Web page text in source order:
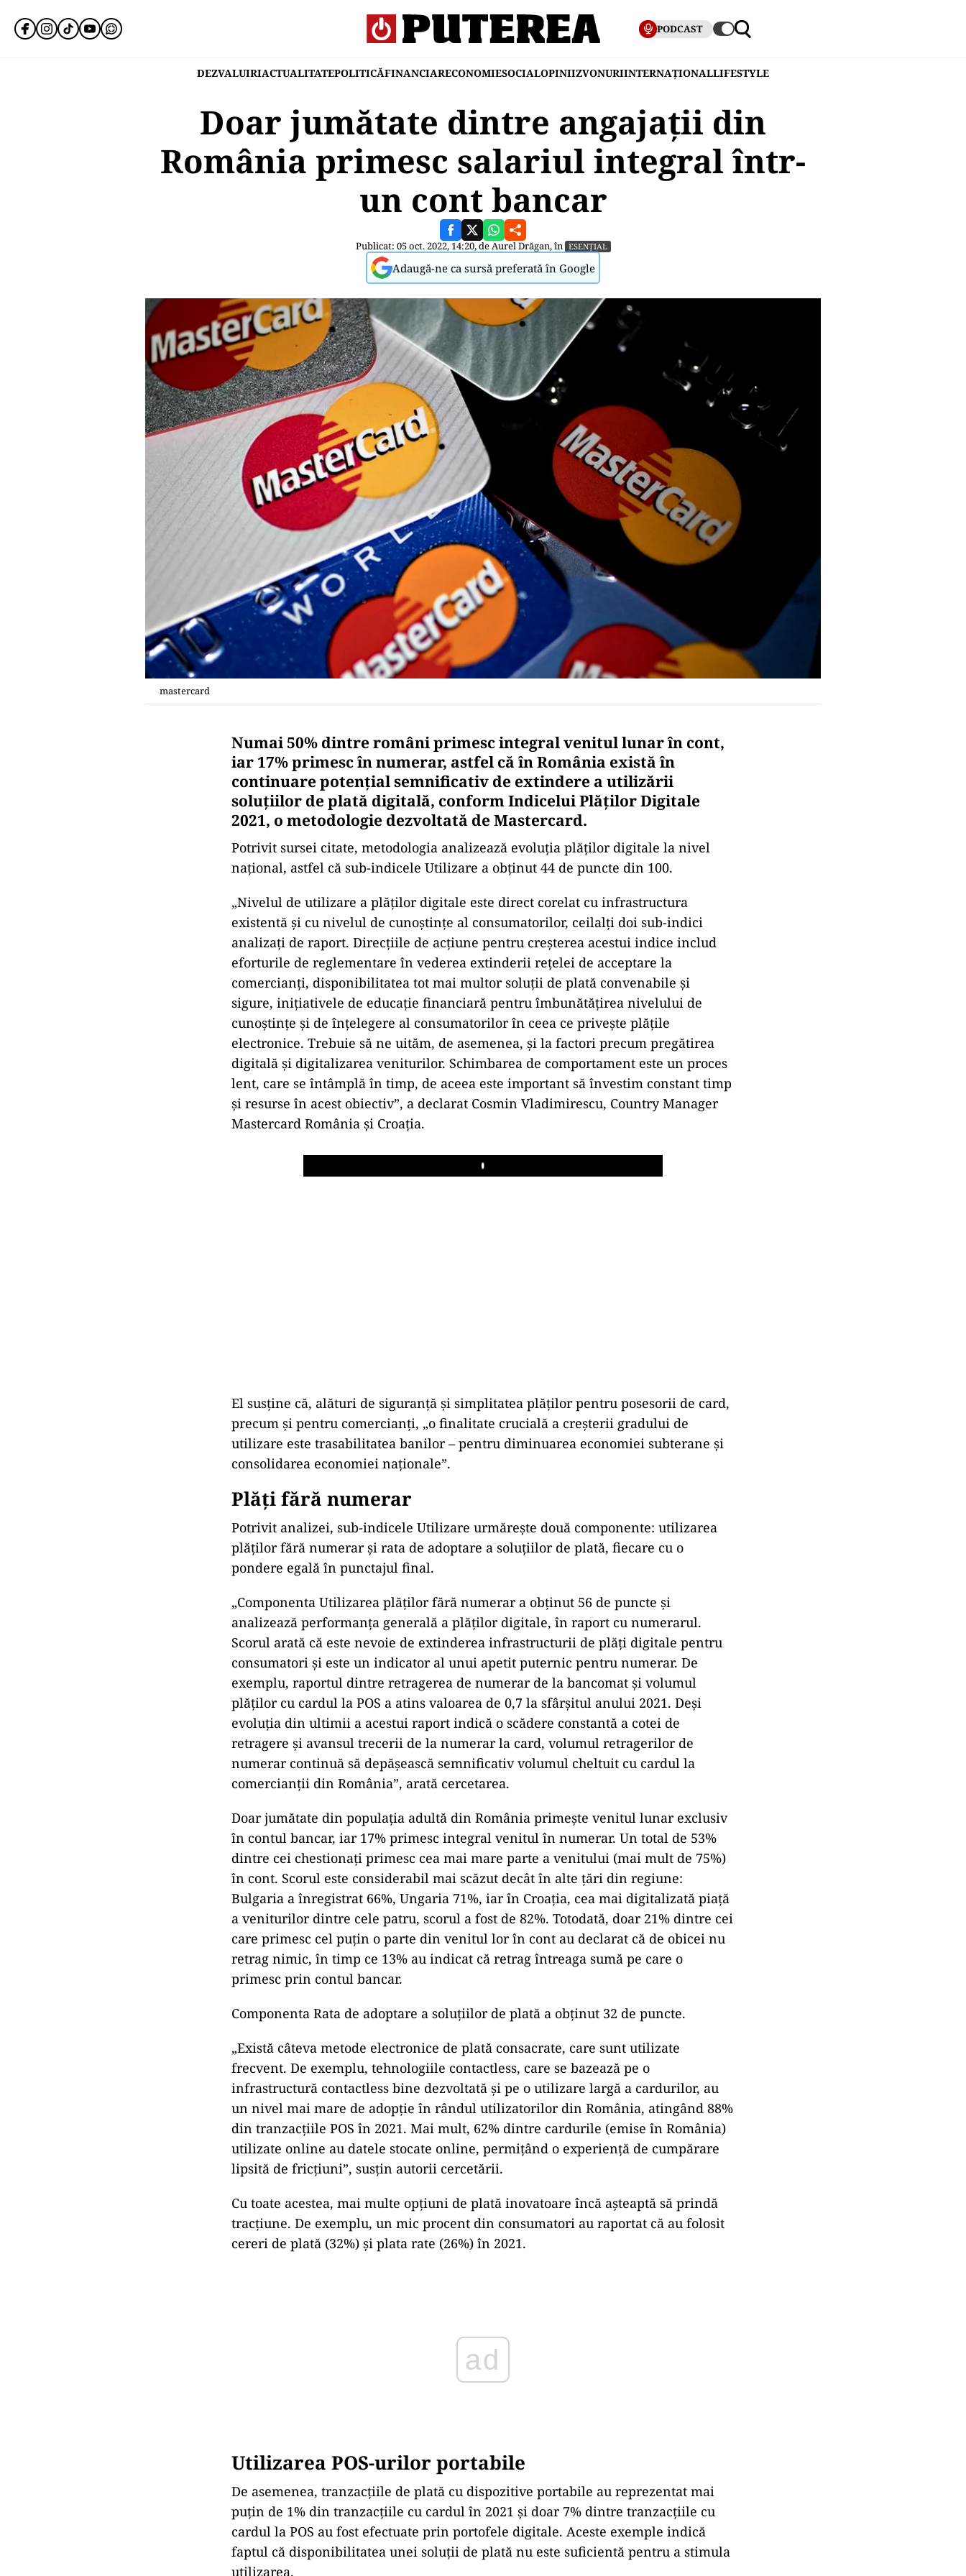
PODCAST
DEZVALUIRIACTUALITATEPOLITICĂFINANCIARECONOMIESOCIALOPINIIZVONURIINTERNAȚIONALLIFESTYLE
Doar jumătate dintre angajații din
România primesc salariul integral într-
un cont bancar
Publicat: 05 oct. 2022, 14:20, deAurel Drăgan, în ESENȚIAL
Adaugă-ne ca sursă preferată în Google
mastercard
Numai 50% dintre români primesc integral venitul lunar în cont,
iar 17% primesc în numerar, astfel că în România există în
continuare potenţial semnificativ de extindere a utilizării
soluţiilor de plată digitală, conform Indicelui Plăţilor Digitale
2021, o metodologie dezvoltată de Mastercard.
Potrivit sursei citate, metodologia analizează evoluţia plăţilor digitale la nivel
naţional, astfel că sub-indicele Utilizare a obţinut 44 de puncte din 100.
„Nivelul de utilizare a plăţilor digitale este direct corelat cu infrastructura
existentă şi cu nivelul de cunoştinţe al consumatorilor, ceilalţi doi sub-indici
analizaţi de raport. Direcţiile de acţiune pentru creşterea acestui indice includ
eforturile de reglementare în vederea extinderii reţelei de acceptare la
comercianţi, disponibilitatea tot mai multor soluţii de plată convenabile şi
sigure, iniţiativele de educaţie financiară pentru îmbunătăţirea nivelului de
cunoştinţe şi de înţelegere al consumatorilor în ceea ce priveşte plăţile
electronice. Trebuie să ne uităm, de asemenea, şi la factori precum pregătirea
digitală şi digitalizarea veniturilor. Schimbarea de comportament este un proces
lent, care se întâmplă în timp, de aceea este important să învestim constant timp
şi resurse în acest obiectiv”, a declarat Cosmin Vladimirescu, Country Manager
Mastercard România şi Croaţia.
Play
El susţine că, alături de siguranţă şi simplitatea plăţilor pentru posesorii de card,
precum şi pentru comercianţi, „o finalitate crucială a creşterii gradului de
utilizare este trasabilitatea banilor – pentru diminuarea economiei subterane şi
consolidarea economiei naţionale”.
Plăți fără numerar
Potrivit analizei, sub-indicele Utilizare urmăreşte două componente: utilizarea
plăţilor fără numerar şi rata de adoptare a soluţiilor de plată, fiecare cu o
pondere egală în punctajul final.
„Componenta Utilizarea plăţilor fără numerar a obţinut 56 de puncte şi
analizează performanţa generală a plăţilor digitale, în raport cu numerarul.
Scorul arată că este nevoie de extinderea infrastructurii de plăţi digitale pentru
consumatori şi este un indicator al unui apetit puternic pentru numerar. De
exemplu, raportul dintre retragerea de numerar de la bancomat şi volumul
plăţilor cu cardul la POS a atins valoarea de 0,7 la sfârşitul anului 2021. Deşi
evoluţia din ultimii a acestui raport indică o scădere constantă a cotei de
retragere şi avansul trecerii de la numerar la card, volumul retragerilor de
numerar continuă să depăşească semnificativ volumul cheltuit cu cardul la
comercianţii din România”, arată cercetarea.
Doar jumătate din populaţia adultă din România primeşte venitul lunar exclusiv
în contul bancar, iar 17% primesc integral venitul în numerar. Un total de 53%
dintre cei chestionaţi primesc cea mai mare parte a venitului (mai mult de 75%)
în cont. Scorul este considerabil mai scăzut decât în alte ţări din regiune:
Bulgaria a înregistrat 66%, Ungaria 71%, iar în Croaţia, cea mai digitalizată piaţă
a veniturilor dintre cele patru, scorul a fost de 82%. Totodată, doar 21% dintre cei
care primesc cel puţin o parte din venitul lor în cont au declarat că de obicei nu
retrag nimic, în timp ce 13% au indicat că retrag întreaga sumă pe care o
primesc prin contul bancar.
Componenta Rata de adoptare a soluţiilor de plată a obţinut 32 de puncte.
„Există câteva metode electronice de plată consacrate, care sunt utilizate
frecvent. De exemplu, tehnologiile contactless, care se bazează pe o
infrastructură contactless bine dezvoltată şi pe o utilizare largă a cardurilor, au
un nivel mai mare de adopţie în rândul utilizatorilor din România, atingând 88%
din tranzacţiile POS în 2021. Mai mult, 62% dintre cardurile (emise în România)
utilizate online au datele stocate online, permiţând o experienţă de cumpărare
lipsită de fricţiuni”, susţin autorii cercetării.
Cu toate acestea, mai multe opţiuni de plată inovatoare încă aşteaptă să prindă
tracţiune. De exemplu, un mic procent din consumatori au raportat că au folosit
cereri de plată (32%) şi plata rate (26%) în 2021.
ad
Utilizarea POS-urilor portabile
De asemenea, tranzacţiile de plată cu dispozitive portabile au reprezentat mai
puţin de 1% din tranzacţiile cu cardul în 2021 şi doar 7% dintre tranzacţiile cu
cardul la POS au fost efectuate prin portofele digitale. Aceste exemple indică
faptul că disponibilitatea unei soluţii de plată nu este suficientă pentru a stimula
utilizarea.